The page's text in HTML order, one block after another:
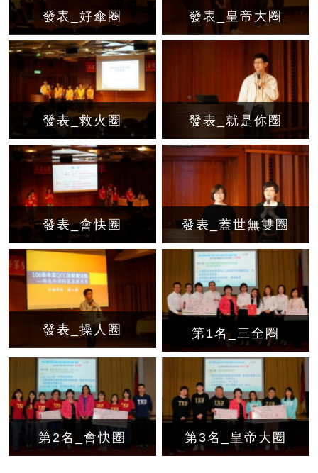
發表_好傘圈 發表_皇帝大圈
發表_救火圈 發表_就是你圈
發表_會快圈 發表_蓋世無雙圈
發表_操人圈 第1名_三全圈
第2名_會快圈 第3名_皇帝大圈